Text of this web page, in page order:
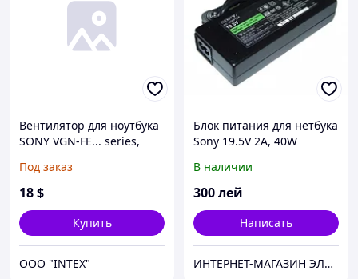
Вентилятор для ноутбука
SONY VGN-FE... series,
series (UDQF2PH02C1N)
(Кулер)
Под заказ
18$
Купить
OOO "INTEX"
Блок питания для нетбука
Sony 19.5V 2A, 40W
В наличии
300лей
Написать
ИНТЕРНЕТ-МАГАЗИН ЭЛЕКТРОНИКИ "220 VOLT"